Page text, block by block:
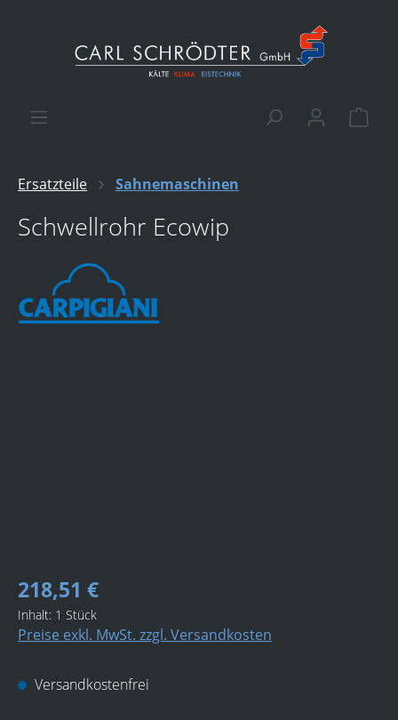
Ersatzteile Sahnemaschinen
Schwellrohr Ecowip
218,51 €
Inhalt: 1 Stück
Preise exkl. MwSt. zzgl. Versandkosten
Versandkostenfrei